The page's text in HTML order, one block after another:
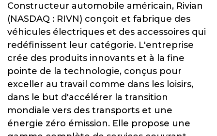
Constructeur automobile américain, Rivian
(NASDAQ : RIVN) conçoit et fabrique des
véhicules électriques et des accessoires qui
redéfinissent leur catégorie. L'entreprise
crée des produits innovants et à la fine
pointe de la technologie, conçus pour
exceller au travail comme dans les loisirs,
dans le but d'accélérer la transition
mondiale vers des transports et une
énergie zéro émission. Elle propose une